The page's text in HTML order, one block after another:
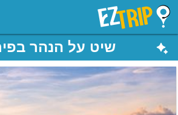
EZTrip
שיט על הנהר